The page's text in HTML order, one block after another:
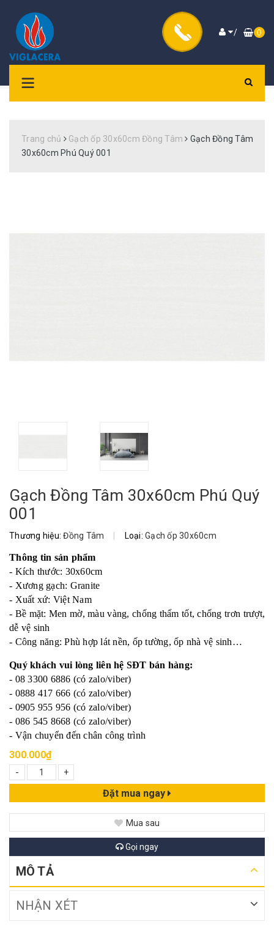
/ 0
Trang chủ Gạch ốp 30x60cm Đồng Tâm
Gạch Đồng Tâm
30x60cm Phú Quý 001
Gạch Đồng Tâm 30x60cm Phú Quý
001
Thương hiệu:Đồng Tâm Loại: Gạch ốp 30x60cm
Thông tin sản phẩm
- Kích thước: 30x60cm
- Xương gạch: Granite
- Xuất xứ: Việt Nam
- Bề mặt: Men mờ, màu vàng, chống thấm tốt, chống trơn trượt,
dễ vệ sinh
- Công năng: Phù hợp lát nền, ốp tường, ốp nhà vệ sinh…
Quý khách vui lòng liên hệ SĐT bán hàng:
- 08 3300 6886 (có zalo/viber)
- 0888 417 666 (có zalo/viber)
- 0905 955 956 (có zalo/viber)
- 086 545 8668 (có zalo/viber)
- Vận chuyển đến chân công trình
300.000₫
-
+
Đặt mua ngay
Mua sau
Gọi ngay
MÔ TẢ
NHẬN XÉT